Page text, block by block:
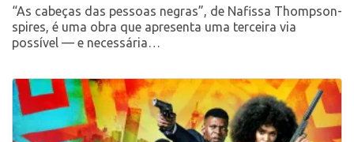
“As cabeças das pessoas negras”, de Nafissa Thompson-
spires, é uma obra que apresenta uma terceira via
possível — e necessária…